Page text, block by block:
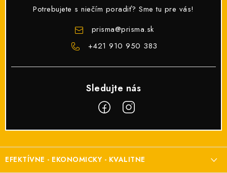
Potrebujete s niečím poradiť? Sme tu pre vás!
prisma@prisma.sk
+421 910 950 383
á
pEFEKTÍVNE - EKONOMICKY - KVALITNE